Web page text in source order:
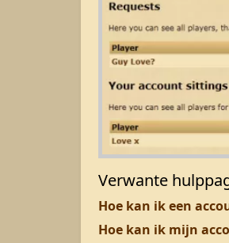
Verwante
Hoe kan ik een
Hoe kan ik mijn